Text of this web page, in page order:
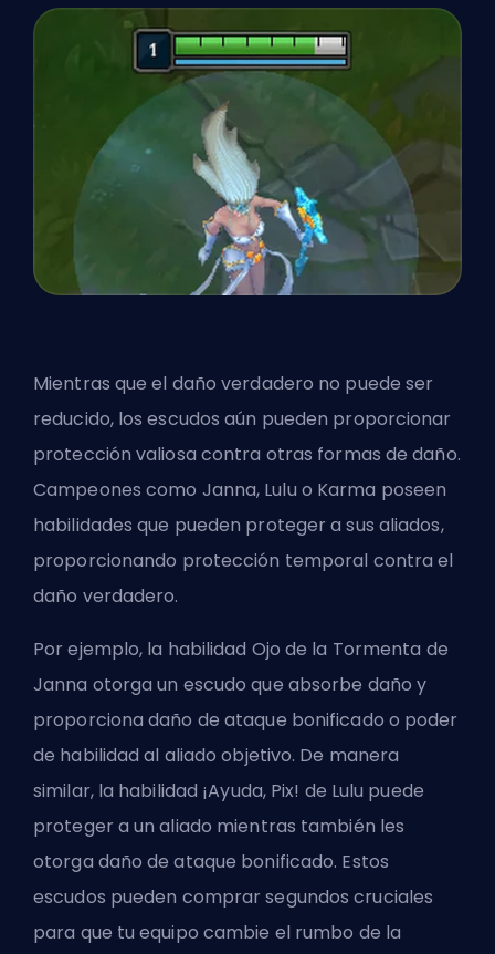
Mientras que el daño verdadero no puede ser
reducido, los escudos aún pueden proporcionar
protección valiosa contra otras formas de daño.
Campeones como Janna, Lulu o Karma poseen
habilidades que pueden proteger a sus aliados,
proporcionando protección temporal contra el
daño verdadero.
Por ejemplo, la habilidad Ojo de la Tormenta de
Janna otorga un escudo que absorbe daño y
proporciona daño de ataque bonificado o poder
de habilidad al aliado objetivo. De manera
similar, la habilidad ¡Ayuda, Pix! de Lulu puede
proteger a un aliado mientras también les
otorga daño de ataque bonificado. Estos
escudos pueden comprar segundos cruciales
para que tu equipo cambie el rumbo de la